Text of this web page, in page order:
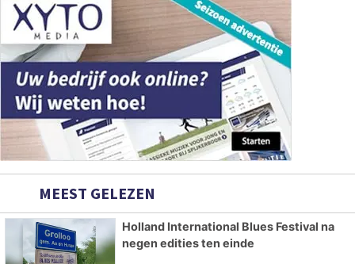
MEEST GELEZEN
Holland International Blues Festival na
negen edities ten einde